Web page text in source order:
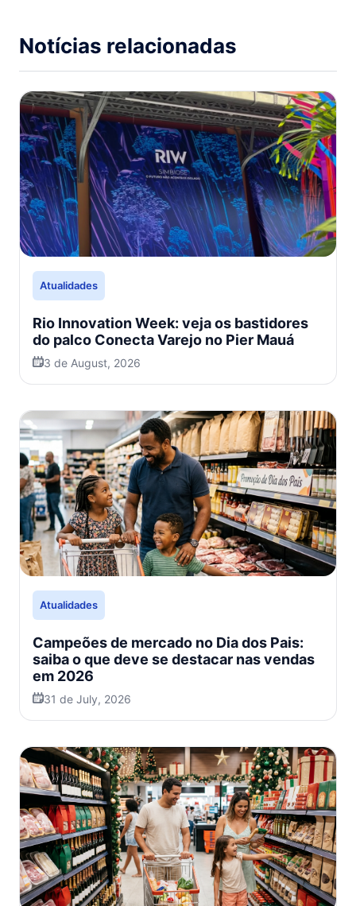
Notícias relacionadas
Atualidades
Rio Innovation Week: veja os bastidores
do palco Conecta Varejo no Pier Mauá
3 de August, 2026
Atualidades
Campeões de mercado no Dia dos Pais:
saiba o que deve se destacar nas vendas
em 2026
31 de July, 2026